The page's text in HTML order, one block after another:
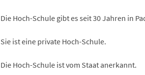
Die Hoch-Schule gibt es seit 30 Jahren in
Sie ist eine private Hoch-Schule.
Die Hoch-Schule ist vom Staat anerkannt.